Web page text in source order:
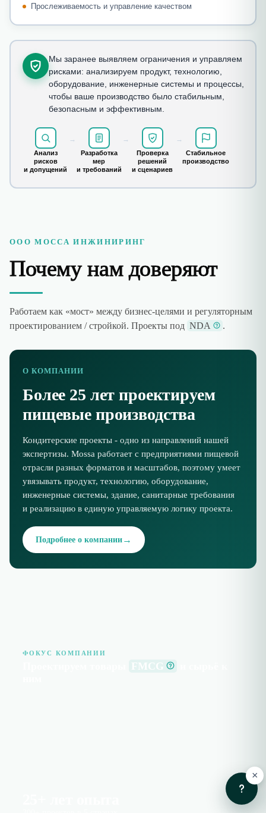
Прослеживаемость и управление качеством
Мы заранее выявляем ограничения и управляем
рисками: анализируем продукт, технологию,
оборудование, инженерные системы и процессы,
чтобы ваше производство было стабильным,
безопасным и эффективным.
Анализ
рисков
и допущений
→
Разработка
мер
и требований
→
Проверка
решений
и сценариев
→
Стабильное
производство
ООО МОССА ИНЖИНИРИНГ
Почему нам доверяют
Работаем как «мост» между бизнес-целями и регуляторным
проектированием / стройкой. Проекты под NDA .
О КОМПАНИИ
Более 25 лет проектируем
пищевые производства
Кондитерские проекты - одно из направлений нашей
экспертизы. Mossa работает с предприятиями пищевой
отрасли разных форматов и масштабов, поэтому умеет
увязывать продукт, технологию, оборудование,
инженерные системы, здание, санитарные требования
и реализацию в единую управляемую логику проекта.
Подробнее о компании →
ФОКУС КОМПАНИИ
FMCG
×